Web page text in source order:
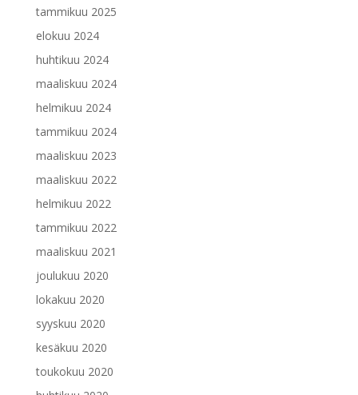
tammikuu 2025
elokuu 2024
huhtikuu 2024
maaliskuu 2024
helmikuu 2024
tammikuu 2024
maaliskuu 2023
maaliskuu 2022
helmikuu 2022
tammikuu 2022
maaliskuu 2021
joulukuu 2020
lokakuu 2020
syyskuu 2020
kesäkuu 2020
toukokuu 2020